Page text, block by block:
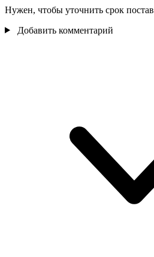
Нужен, чтобы уточнить срок
Добавить комментарий